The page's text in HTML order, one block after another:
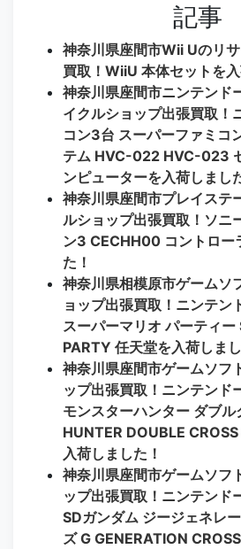
記事
神奈川県座間市Wii Uのリ
買取！WiiU 本体セットを入
神奈川県座間市ニンテンド
イクルショップ出張買取！
コン3台 スーパーファミコ
テム HVC-022 HVC-023
ンピューターを入荷しまし
神奈川県座間市プレイステ
ルショップ出張買取！ソニ
ン3 CECHH00 コントロー
た！
神奈川県相模原市ゲームソ
ョップ出張買取！ニンテン
スーパーマリオ パーティー
PARTY 任天堂を入荷しまし
神奈川県座間市ゲームソフ
ップ出張買取！ニンテンド
モンスターハンター ダブ
HUNTER DOUBLE
入荷しました！
神奈川県座間市ゲームソフ
ップ出張買取！ニンテンド
SDガンダム ジージェネレ
ズ G GENERATION